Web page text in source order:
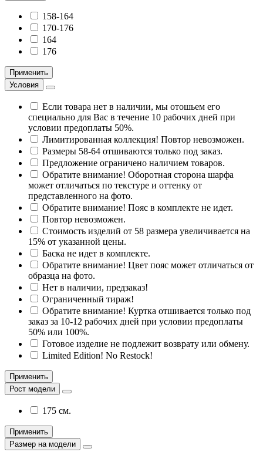
158-164
170-176
164
176
Применить
Условия
Если товара нет в наличии, мы отошьем его
специально для Вас в течение 10 рабочих дней при
условии предоплаты 50%.
Лимитированная коллекция! Повтор невозможен.
Размеры 58-64 отшиваются только под заказ.
Предложение ограничено наличием товаров.
Обратите внимание! Оборотная сторона шарфа
может отличаться по текстуре и оттенку от
представленного на фото.
Обратите внимание! Пояс в комплекте не идет.
Повтор невозможен.
Стоимость изделий от 58 размера увеличивается на
15% от указанной цены.
Баска не идет в комплекте.
Обратите внимание! Цвет пояс может отличаться от
образца на фото.
Нет в наличии, предзаказ!
Ограниченный тираж!
Обратите внимание! Куртка отшивается только под
заказ за 10-12 рабочих дней при условии предоплаты
50% или 100%.
Готовое изделие не подлежит возврату или обмену.
Limited Edition! No Restock!
Применить
Рост модели
175 см.
Применить
Размер на модели